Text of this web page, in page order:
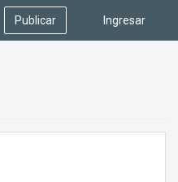
Ingresar
Publicar